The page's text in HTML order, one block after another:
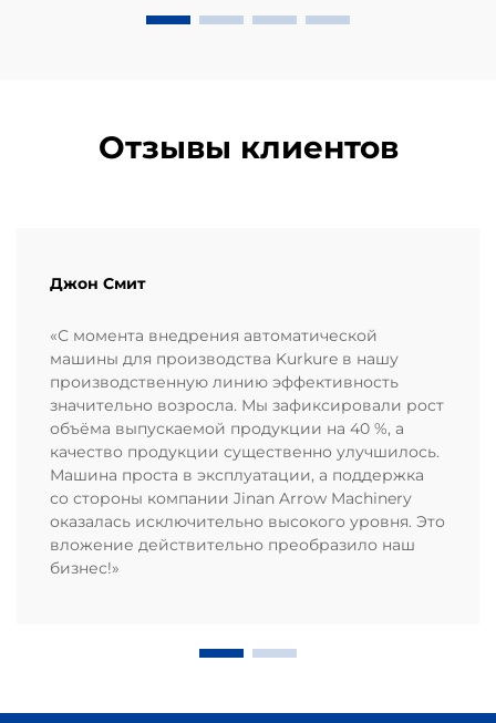
Отзывы клиентов
Джон Смит
«С момента внедрения автоматической
машины для производства Kurkure в нашу
производственную линию эффективность
значительно возросла. Мы зафиксировали рост
объёма выпускаемой продукции на 40 %, а
качество продукции существенно улучшилось.
Машина проста в эксплуатации, а поддержка
со стороны компании Jinan Arrow Machinery
оказалась исключительно высокого уровня. Это
вложение действительно преобразило наш
бизнес!»